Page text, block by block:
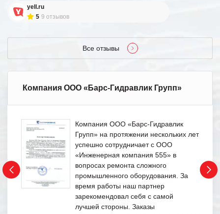
yell.ru
5 9 отзывов
Все отзывы
Компания ООО «Барс-Гидравлик Групп»
Компания ООО «Барс-Гидравлик
Групп» на протяжении нескольких лет
успешно сотрудничает с ООО
«Инженерная компания 555» в
вопросах ремонта сложного
промышленного оборудования. За
время работы наш партнер
зарекомендовал себя с самой
лучшей стороны. Заказы